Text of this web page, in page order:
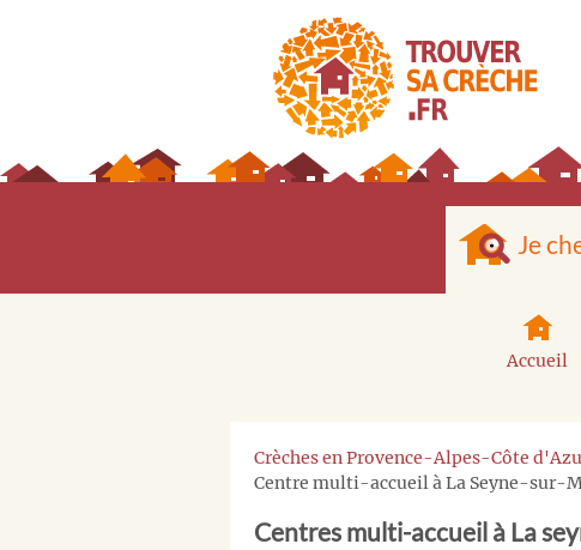
Je
Accueil
Crèches en Provence-Alpes-Côte
Centre multi-accueil à La Seyne-sur-
Centres multi-accueil à La